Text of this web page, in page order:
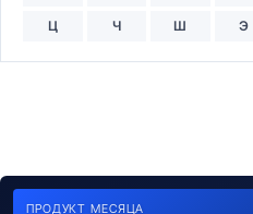
Ц Ч Ш Э
ПРОДУКТ МЕСЯЦА